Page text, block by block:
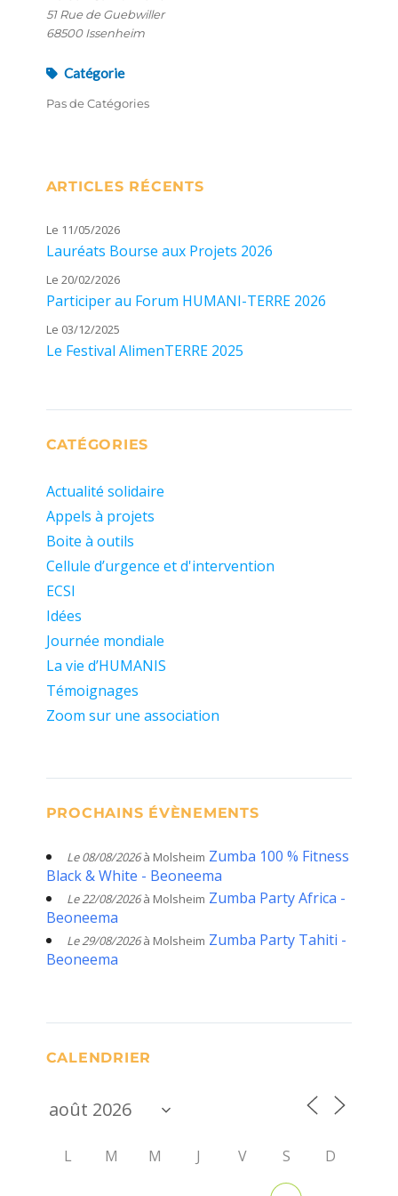
51 Rue de Guebwiller
68500 Issenheim
Catégorie
Pas de Catégories
ARTICLES RÉCENTS
Le 11/05/2026
Lauréats Bourse aux Projets 2026
Le 20/02/2026
Participer au Forum HUMANI-TERRE 2026
Le 03/12/2025
Le Festival AlimenTERRE 2025
CATÉGORIES
Actualité solidaire
Appels à projets
Boite à outils
Cellule d’urgence et d'intervention
ECSI
Idées
Journée mondiale
La vie d’HUMANIS
Témoignages
Zoom sur une association
PROCHAINS ÉVÈNEMENTS
Le 08/08/2026à Molsheim Zumba 100 % Fitness
Black & White - Beoneema
Le 22/08/2026à Molsheim Zumba Party Africa -
Beoneema
Le 29/08/2026à Molsheim Zumba Party Tahiti -
Beoneema
CALENDRIER
L M M J V S D